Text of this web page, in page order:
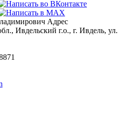
Адрес
Ивдельский г.о., г. Ивдель, ул.